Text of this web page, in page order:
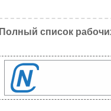
Полный список